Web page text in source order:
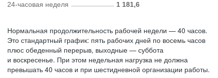
24-часовая неделя
1 181,6
Нормальная продолжительность рабочей недели — 40 часов.
Это стандартный график: пять рабочих дней по восемь часов
плюс обеденный перерыв, выходные — суббота
и воскресенье. При этом недельная нагрузка не должна
превышать 40 часов и при шестидневной организации работы.